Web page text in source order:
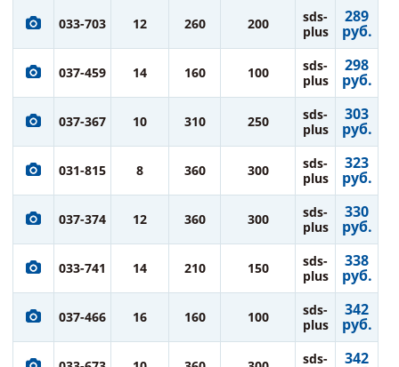
033-703 12 260 200
sds-
plus
289
руб.
037-459 14 160 100
sds-
plus
298
руб.
037-367 10 310 250
sds-
plus
303
руб.
031-815 8 360 300
sds-
plus
323
руб.
037-374 12 360 300
sds-
plus
330
руб.
033-741 14 210 150
sds-
plus
338
руб.
037-466 16 160 100
sds-
plus
342
руб.
sds-
342